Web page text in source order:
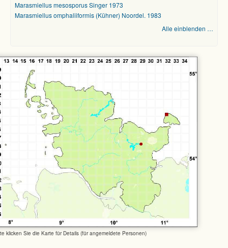
Marasmiellus mesosporus Singer 1973
Marasmiellus omphaliiformis (Kühner) Noordel. 1983
Alle einblenden …
klicken Sie die Karte für Details (für angemeldete Personen)